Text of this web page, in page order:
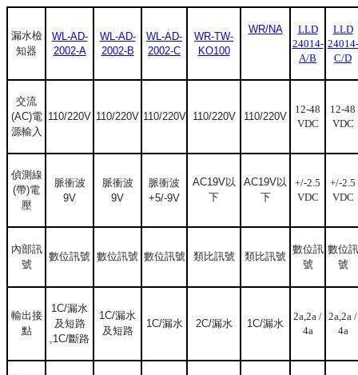
漏水檢
知器
WL-AD-
2002-A
WL-AD-
2002-B
WL-AD-
2002-C
WR-TW-
KO100
WR/NA
LLD
24014-
A/B
LLD
24014-
C/D
交流
(AC)電
源輸入
110/220V 110/220V 110/220V 110/220V 110/220V
12-48
VDC
12-48
VDC
偵測線
(帶)電
壓
脈衝波
9V
脈衝波
9V
脈衝波
+5/-9V
AC19V以
下
AC19V以
下
+/-2.5
VDC
+/-2.5
VDC
內部訊
號
數位訊號 數位訊號 數位訊號 類比訊號 類比訊號
數位訊
號
數位訊
號
輸出接
點
1C/漏水
及短路
,1C/斷路
1C/漏水
及短路
1C/漏水 2C/漏水 1C/漏水
2a,2a /
4a
2a,2a /
4a